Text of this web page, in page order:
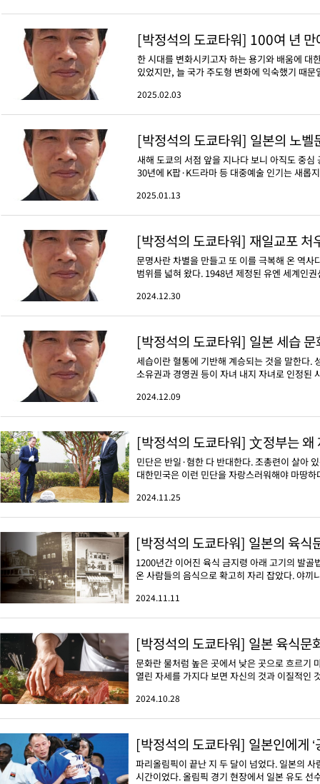
[박정석의 도쿄타워] 100여 년
한 시대를 변화시키고자 하는 용기와 배움에 대
있었지만, 늘 국가 주도형 변화에 익숙했기 때
2025.02.03
[박정석의 도쿄타워] 일본의 노벨
새해 도쿄의 서점 앞을 지나다 보니 아직도 중
30년에 K팝·K드라마 등 대중예술 인기는 새롭
2025.01.13
[박정석의 도쿄타워] 재일교포
문명사란 차별을 만들고 또 이를 극복해 온 역
범위를 넓혀 왔다. 1948년 제정된 유엔 세계인
2024.12.30
[박정석의 도쿄타워] 일본 세습
세습이란 혈통에 기반해 계승되는 것을 말한다.
소유권과 경영권 등이 자녀 내지 자녀로 인정된
2024.12.09
[박정석의 도쿄타워] 文정부는 왜
민단은 반일·혐한 다 반대한다. 조총련이 살아
대한민국은 이런 민단을 자랑스러워해야 마땅
2024.11.25
[박정석의 도쿄타워] 일본의 육
1200년간 이어진 육식 금지령 아래 고기의 발
온 사람들의 음식으로 확고히 자리 잡았다. 야
2024.11.11
[박정석의 도쿄타워] 일본 육식
문화란 물처럼 높은 곳에서 낮은 곳으로 흐르기
열린 자세를 가지다 보면 자신의 것과 이질적인
2024.10.28
[박정석의 도쿄타워] 일본인에게
파리올림픽이 끝난 지 두 달이 넘었다. 일본의
시간이었다. 올림픽 경기 현장에서 일본 유도 선